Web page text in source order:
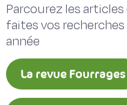
Parcourez les
faites vos
année
La revue Fourrages